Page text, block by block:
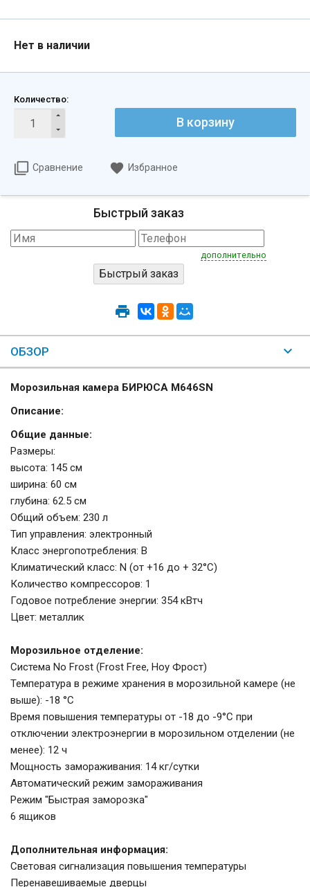
Нет в наличии
Количество:
В корзину
Сравнение Избранное
Быстрый заказ
дополнительно
ОБЗОР
Морозильная камера БИРЮСА M646SN
Описание:
Общие данные:
Размеры:
высота: 145 см
ширина: 60 см
глубина: 62.5 см
Общий объем: 230 л
Тип управления: электронный
Класс энергопотребления: B
Климатический класс: N (от +16 до + 32°С)
Количество компрессоров: 1
Годовое потребление энергии: 354 кВтч
Цвет: металлик
Морозильное отделение:
Система Nо Frost (Frost Free, Ноу Фрост)
Температура в режиме хранения в морозильной камере (не
выше): -18 °C
Время повышения температуры от -18 до -9°C при
отключении электроэнергии в морозильном отделении (не
менее): 12 ч
Мощность замораживания: 14 кг/сутки
Автоматический режим замораживания
Режим "Быстрая заморозка"
6 ящиков
Дополнительная информация:
Световая сигнализация повышения температуры
Перенавешиваемые дверцы